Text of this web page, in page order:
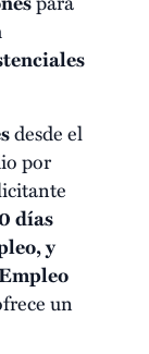
desde el
por
días
y
un